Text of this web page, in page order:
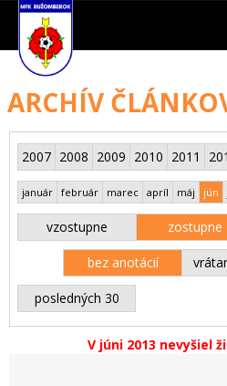
ARCHÍV
2007 2008 2009 2010 2011
január február marec apríl máj jún
vzostupne zostupne
bez anotácií
posledných 30
V júni 2013 nevyšiel